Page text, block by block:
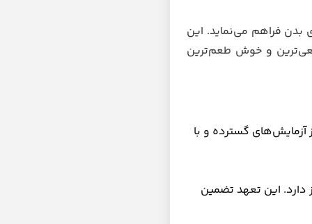
بدن فراهم می‌نماید. این
و خوش طعم‌ترین
گسترده و با
دارد. این تعهد تضمین